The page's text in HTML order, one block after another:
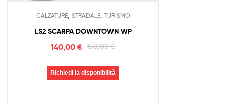
CALZATURE, STRADALE, TURISMO
LS2 SCARPA DOWNTOWN WP
150,00€
140,00 €
Richiedi la disponibilità